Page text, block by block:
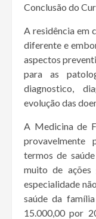
Conclusão do
A residência em
diferente e
aspectos
para as
diagnostico,
evolução das
A Medicina de
provavelmente
termos de
muito de ações
especialidade
saúde da
15.000,00 por